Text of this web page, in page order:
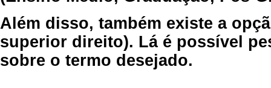
Além disso, também existe a
superior direito). Lá é possível
sobre o termo desejado.